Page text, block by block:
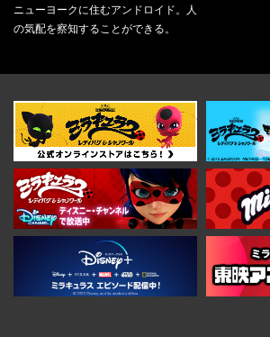
ニューヨークに住むアンドロイド。人
の気配を察知することができる。